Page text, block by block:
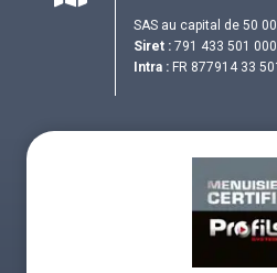
SAS au capital de 50
Siret : 791 433 501
Intra : FR 877914 33